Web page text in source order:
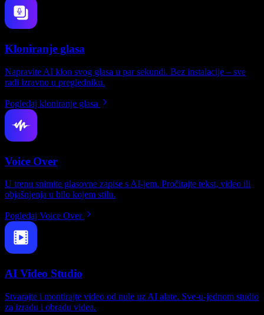
Kloniranje glasa
Napravite AI klon svog glasa u par sekundi. Bez instalacije – sve
radi izravno u pregledniku.
Pogledaj kloniranje glasa
Voice Over
U trenu snimite glasovne zapise s AI-jem. Pročitajte tekst, video ili
objašnjenja u bilo kojem stilu.
Pogledaj Voice Over
AI Video Studio
Stvarajte i montirajte video od nule uz AI alate. Sve-u-jednom studio
za izradu i obradu videa.